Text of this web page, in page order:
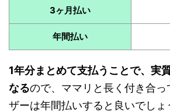
3ヶ月払い
年間払い
1年分まとめて支払うことで、実
なるので、ママリと長く付き合
ザーは年間払いすると良いでしょ